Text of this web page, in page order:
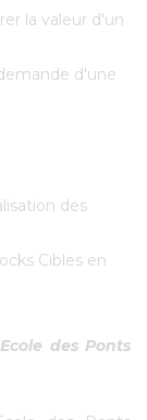
la valeur d'un
d'une
des
Cibles en
des Ponts